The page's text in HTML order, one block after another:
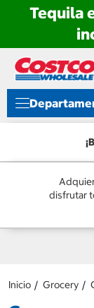
Tequila
directo
contenido
directo
menú
navegación
disfrutar
Inicio Grocery